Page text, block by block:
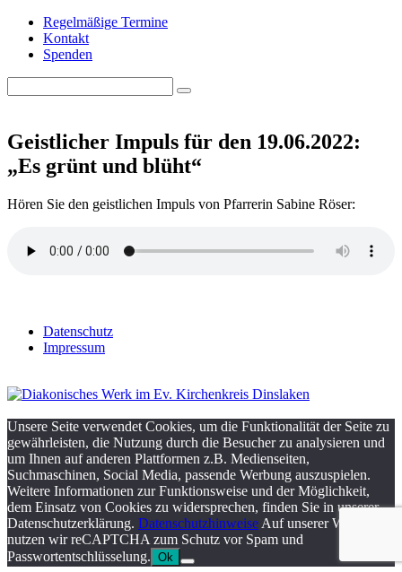
Regelmäßige Termine
Kontakt
Spenden
for:
Search
Geistlicher Impuls für den 19.06.2022:
„Es grünt und blüht“
Hören Sie den geistlichen Impuls von Pfarrerin Sabine Röser:
Datenschutz
Impressum
Unsere Seite verwendet Cookies, um die Funktionalität der Seite zu
gewährleisten, die Nutzung durch die Besucher zu analysieren und
um Ihnen auf anderen Plattformen z.B. Medienseiten,
Suchmaschinen, Social Media, passende Werbung auszuspielen.
Weitere Informationen zur Funktionsweise und der Möglichkeit,
dem Einsatz von Cookies zu widersprechen, finden Sie in unserer
Datenschutzerklärung. Datenschutzhinweise Auf unserer Webseite
nutzen wir reCAPTCHA zum Schutz vor Spam und
Passwortentschlüsselung. Ok